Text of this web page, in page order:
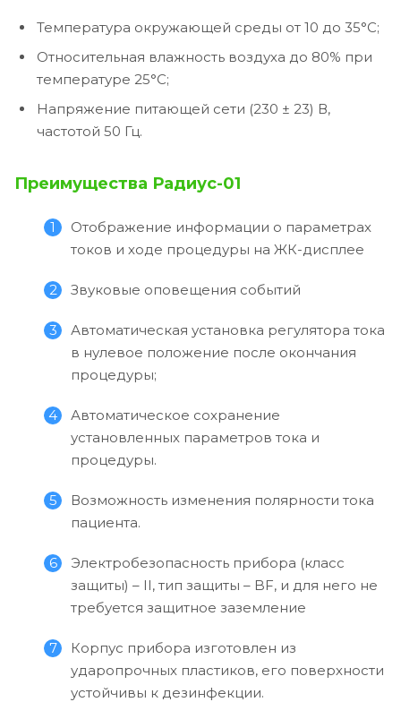
Температура окружающей среды от 10 до 35°С;
Относительная влажность воздуха до 80% при
температуре 25°С;
Напряжение питающей сети (230 ± 23) В,
частотой 50 Гц.
Преимущества Радиус-01
Отображение информации о параметрах
токов и ходе процедуры на ЖК-дисплее
Звуковые оповещения событий
Автоматическая установка регулятора тока
в нулевое положение после окончания
процедуры;
Автоматическое сохранение
установленных параметров тока и
процедуры.
Возможность изменения полярности тока
пациента.
Электробезопасность прибора (класс
защиты) – II, тип защиты – BF, и для него не
требуется защитное заземление
Корпус прибора изготовлен из
ударопрочных пластиков, его поверхности
устойчивы к дезинфекции.